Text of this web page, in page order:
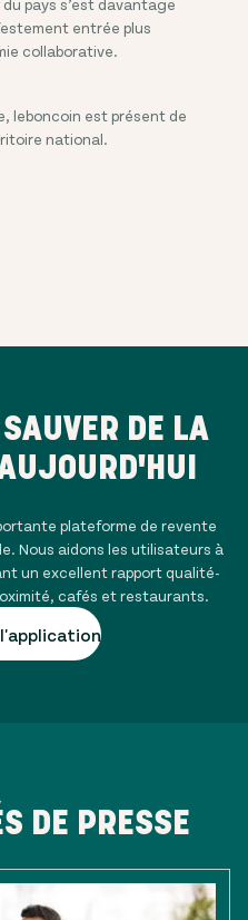
pays s’est davantage
entrée plus
collaborative.
leboncoin est présent de
national.
DE LA
plateforme de revente
Nous aidons les utilisateurs à
un excellent rapport qualité-
cafés et restaurants.
DE PRESSE